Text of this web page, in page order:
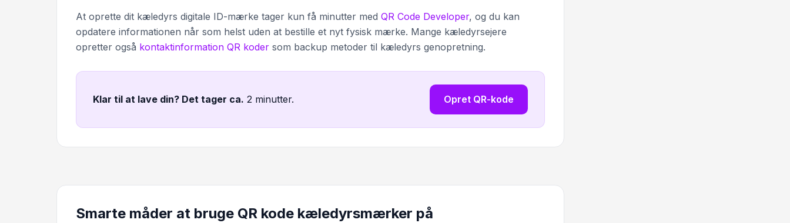
At oprette dit kæledyrs digitale ID-mærke tager kun få minutter med QR Code Developer, og du kan
opdatere informationen når som helst uden at bestille et nyt fysisk mærke. Mange kæledyrsejere
opretter også kontaktinformation QR koder som backup metoder til kæledyrs genopretning.
Klar til at lave din? Det tager ca. 2 minutter. Opret QR-kode
Smarte måder at bruge QR kode kæledyrsmærker på